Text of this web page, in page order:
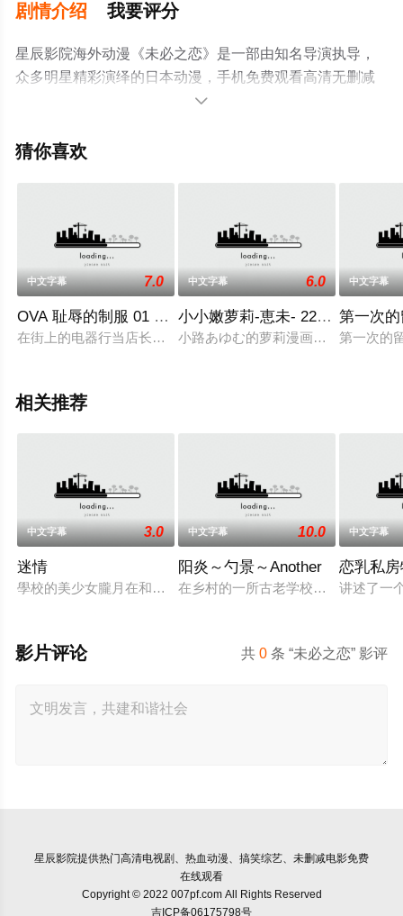
剧情介绍 我要评分
星辰影院海外动漫《未必之恋》是一部由知名导演执导，
众多明星精彩演绎的日本动漫，手机免费观看高清无删减
完整版动漫全集就来星辰影视，更多相关信息可移步至豆

猜你喜欢
中文字幕 7.0
OVA 耻辱的制服 01 明美与香纯 196glod0039
在街上的电器行当店长的吉本健一，趁去修理家电时在别人家
中文字幕 6.0
小小嫩萝莉-恵未- 22dcpi10844
小路あゆむ的萝莉漫画H动画现在出
中文字幕
第一次
第一次的
相关推荐
中文字幕 3.0
迷情
學校的美少女朧月在和男朋友幽會時，被兩個流氓糾纏，男友
中文字幕 10.0
阳炎～勺景～Another
在乡村的一所古老学校建筑中，雾岛
中文字幕
恋乳私
讲述了一
共0 条 “未必之恋” 影评
影片评论
星辰影院提供热门高清电视剧、热血动漫、搞笑综艺、未删减电影免费
在线观看
Copyright © 2022 007pf.com All Rights Reserved
吉ICP备06175798号